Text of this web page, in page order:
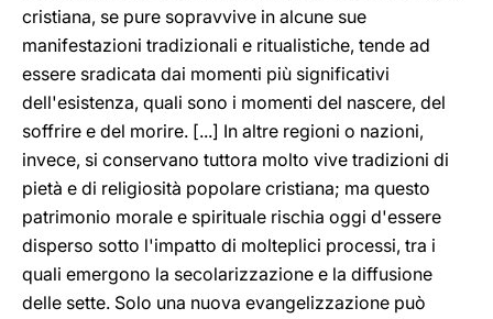
cristiana, se pure sopravvive in alcune sue
manifestazioni tradizionali e ritualistiche, tende ad
essere sradicata dai momenti più significativi
dell'esistenza, quali sono i momenti del nascere, del
soffrire e del morire. [...] In altre regioni o nazioni,
invece, si conservano tuttora molto vive tradizioni di
pietà e di religiosità popolare cristiana; ma questo
patrimonio morale e spirituale rischia oggi d'essere
disperso sotto l'impatto di molteplici processi, tra i
quali emergono la secolarizzazione e la diffusione
delle sette. Solo una nuova evangelizzazione può